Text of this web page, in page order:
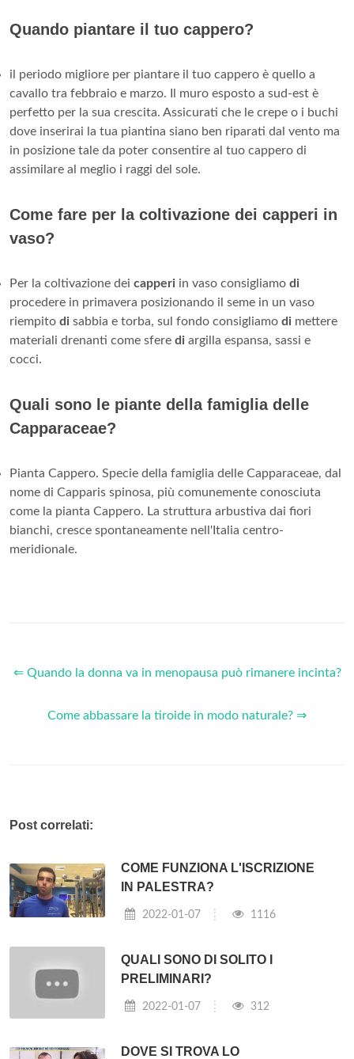
Quando piantare il tuo cappero?
il periodo migliore per piantare il tuo cappero è quello a
cavallo tra febbraio e marzo. Il muro esposto a sud-est è
perfetto per la sua crescita. Assicurati che le crepe o i buchi
dove inserirai la tua piantina siano ben riparati dal vento ma
in posizione tale da poter consentire al tuo cappero di
assimilare al meglio i raggi del sole.
Come fare per la coltivazione dei capperi in
vaso?
Per la coltivazione dei capperi in vaso consigliamo di
procedere in primavera posizionando il seme in un vaso
riempito di sabbia e torba, sul fondo consigliamo di mettere
materiali drenanti come sfere di argilla espansa, sassi e
cocci.
Quali sono le piante della famiglia delle
Capparaceae?
Pianta Cappero. Specie della famiglia delle Capparaceae, dal
nome di Capparis spinosa, più comunemente conosciuta
come la pianta Cappero. La struttura arbustiva dai fiori
bianchi, cresce spontaneamente nell'Italia centro-
meridionale.
⇐ Quando la donna va in menopausa può rimanere incinta?
Come abbassare la tiroide in modo naturale? ⇒
Post correlati:
COME FUNZIONA L'ISCRIZIONE
IN PALESTRA?
2022-01-07 1116
QUALI SONO DI SOLITO I
PRELIMINARI?
2022-01-07 312
DOVE SI TROVA LO